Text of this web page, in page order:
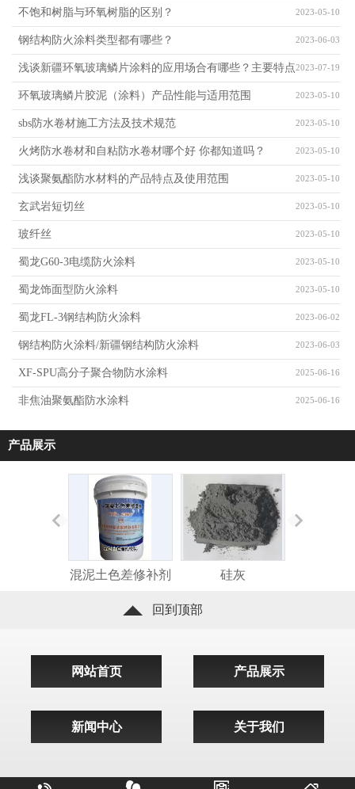
2023-05-10
不饱和树脂与环氧树脂的区别？
2023-06-03
钢结构防火涂料类型都有哪些？
2023-07-19
浅谈新疆环氧玻璃鳞片涂料的应用场合有哪些？主要特点
是什么？ 2023-05-10
环氧玻璃鳞片胶泥（涂料）产品性能与适用范围
2023-05-10
sbs防水卷材施工方法及技术规范
2023-05-10
火烤防水卷材和自粘防水卷材哪个好 你都知道吗？
2023-05-10
浅谈聚氨酯防水材料的产品特点及使用范围
2023-05-10
玄武岩短切丝
2023-05-10
玻纤丝
2023-05-10
蜀龙G60-3电缆防火涂料
2023-05-10
蜀龙饰面型防火涂料
2023-06-02
蜀龙FL-3钢结构防火涂料
2023-06-03
钢结构防火涂料/新疆钢结构防火涂料
2025-06-16
XF-SPU高分子聚合物防水涂料
2025-06-16
非焦油聚氨酯防水涂料
产品展示
混泥土色差修补剂 硅灰
回到顶部
网站首页 产品展示
新闻中心 关于我们